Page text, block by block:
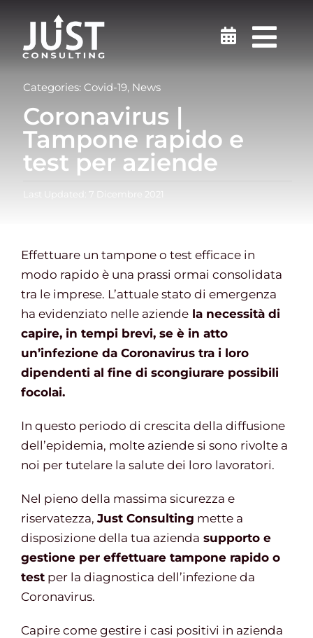
contenuto
Sicurezza sul lavoro
Medicina del Lavoro
Ambiente
Formazione
Finanziamenti e incentivi
Gestione d’impresa
Contatti
Chi siamo
Categories: Covid-19, News
Coronavirus |
Tampone rapido e
test per aziende
Last Updated: 7 Dicembre 2021
Effettuare un tampone o test efficace in
modo rapido è una prassi ormai consolidata
tra le imprese. L’attuale stato di emergenza
ha evidenziato nelle aziende la necessità di
capire, in tempi brevi, se è in atto
un’infezione da Coronavirus tra i loro
dipendenti al fine di scongiurare possibili
focolai.
In questo periodo di crescita della diffusione
dell’epidemia, molte aziende si sono rivolte a
noi per tutelare la salute dei loro lavoratori.
Nel pieno della massima sicurezza e
riservatezza, Just Consulting mette a
disposizione della tua azienda supporto e
gestione per effettuare tampone rapido o
test per la diagnostica dell’infezione da
Coronavirus.
Capire come gestire i casi positivi in azienda